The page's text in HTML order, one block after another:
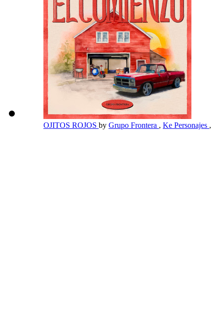
OJITOS ROJOS by Grupo Frontera , Ke Personajes ,